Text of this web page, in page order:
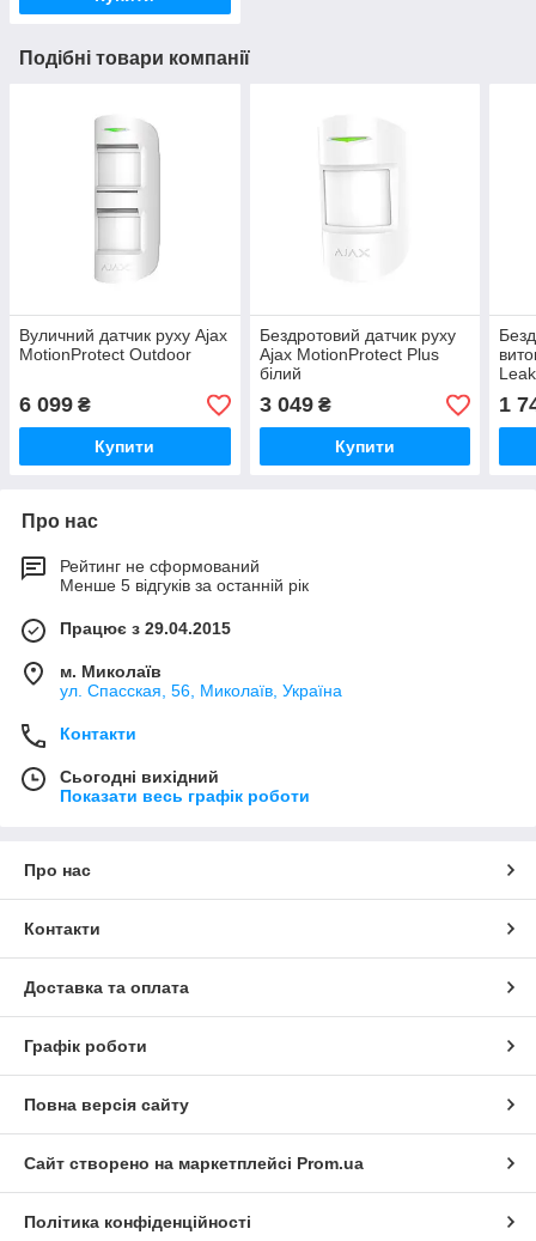
Подібні товари компанії
Вуличний датчик руху Ajax
MotionProtect Outdoor
6 099 ₴
Купити
Бездротовий датчик руху
Ajax MotionProtect Plus
білий
3 049₴
Купити
1
Про нас
Рейтинг не сформований
Менше 5 відгуків за останній рік
Працює з 29.04.2015
м. Миколаїв
ул. Спасская, 56, Миколаїв, Україна
Контакти
Сьогодні вихідний
Показати весь графік роботи
Про нас
Контакти
Доставка та оплата
Графік роботи
Повна версія сайту
Сайт створено на маркетплейсі Prom.ua
Політика конфіденційності